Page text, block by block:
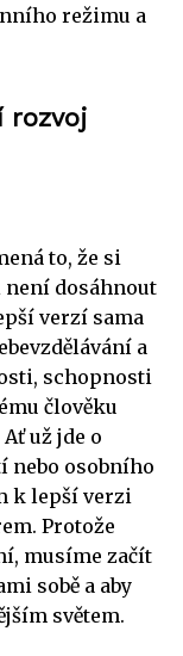
režimu a
rozvoj
to, že si
dosáhnout
verzí sama
a
schopnosti
člověku
už jde o
nebo osobního
k lepší verzi
Protože
musíme začít
sobě a aby
světem.